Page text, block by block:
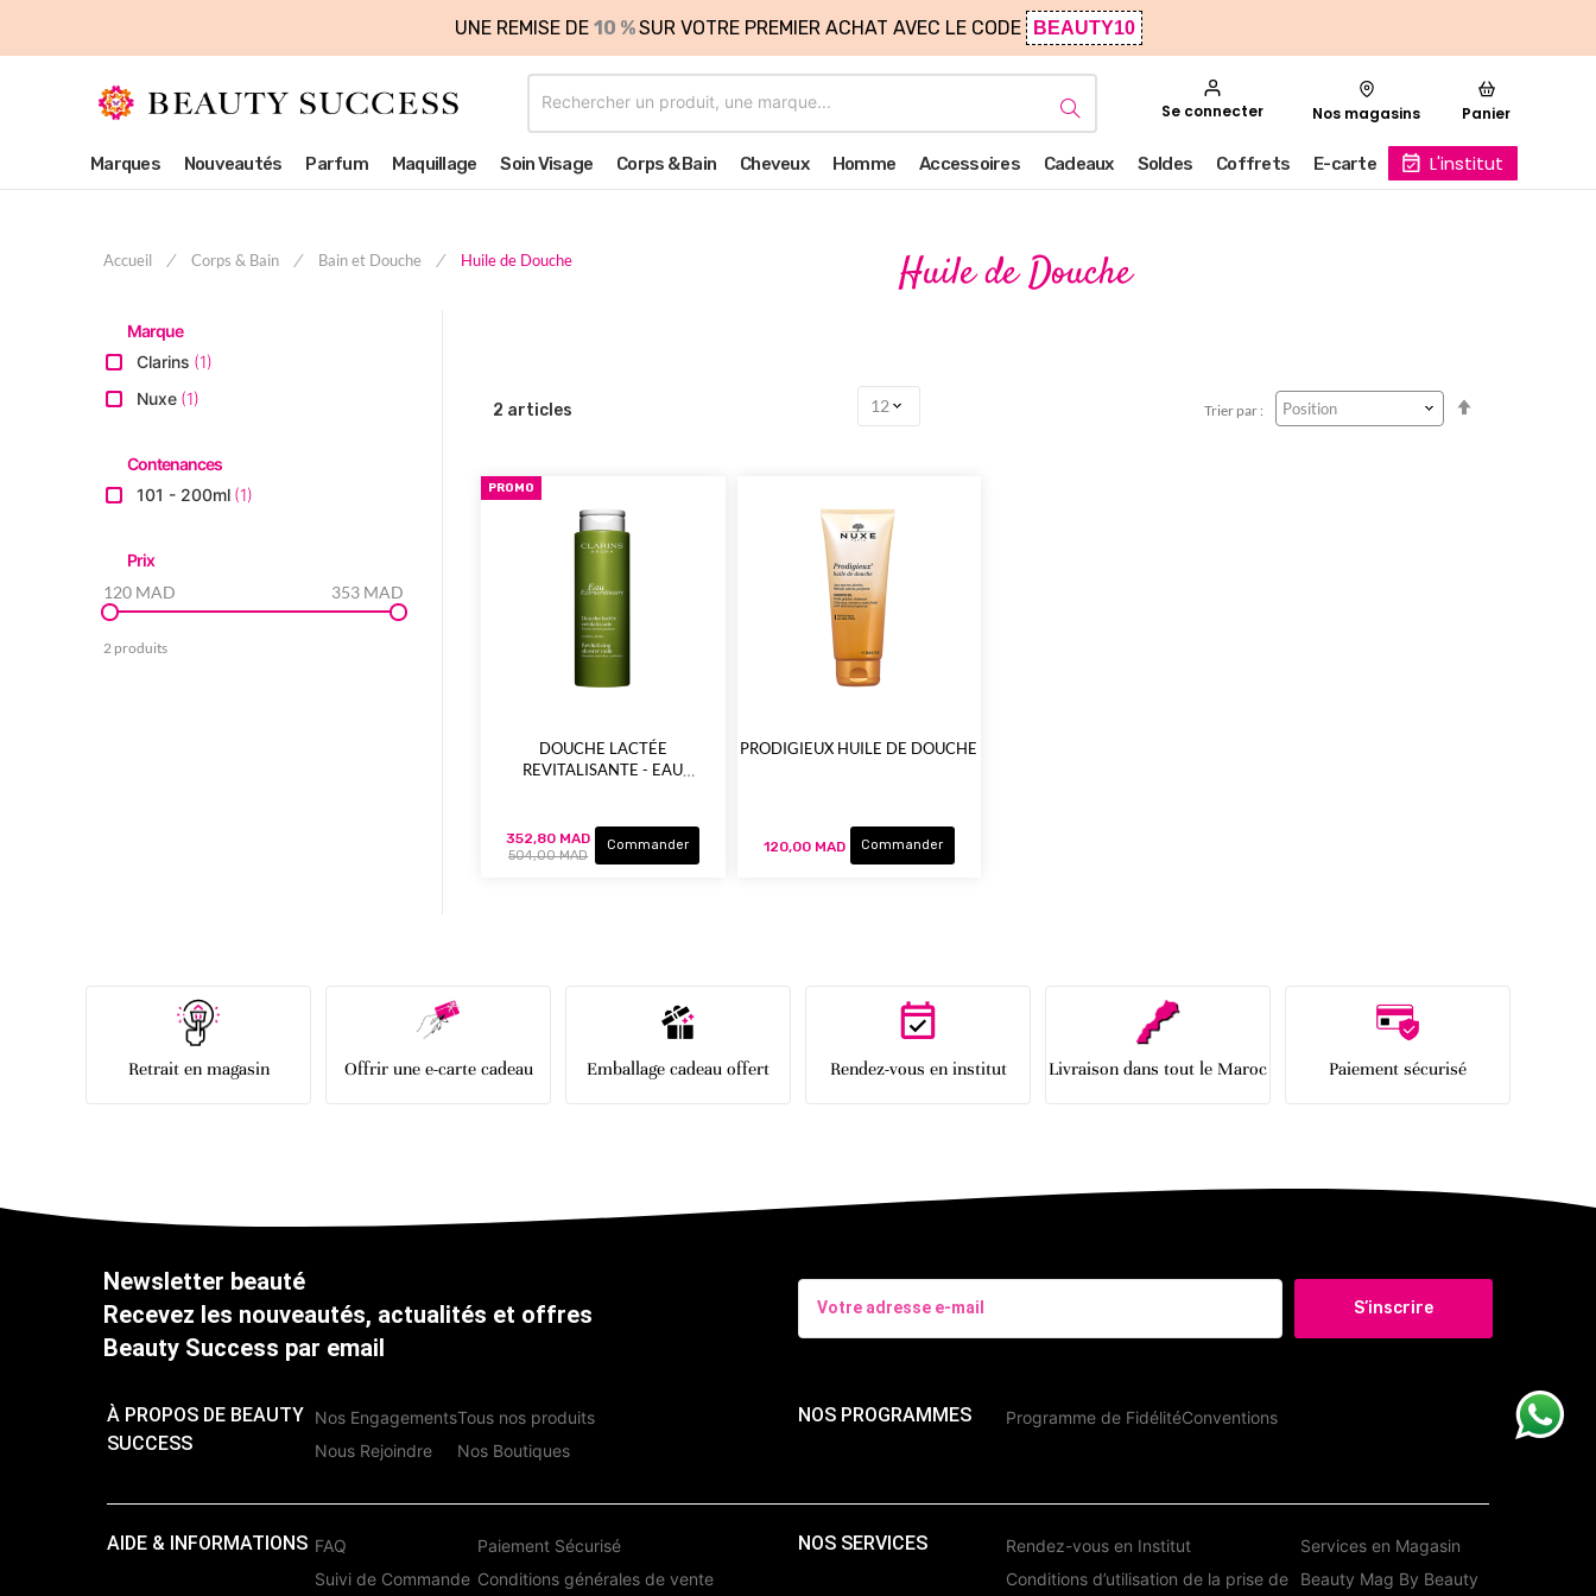
UNE REMISE DE 10 %SUR VOTRE PREMIER ACHAT AVEC LE CODE BEAUTY10
Se connecter Nos magasins Panier
Marques Nouveautés Parfum Maquillage Soin Visage Corps & Bain Cheveux Homme Accessoires Cadeaux Soldes Coffrets E-carte L'institut
Accueil Corps & Bain Bain et Douche Huile de Douche
Marque
Clarins 1
Nuxe 1
Contenances
101 - 200ml 1
Prix
120 MAD
353 MAD
2 produits
Huile de Douche
Trier par :
2 articles
PROMO
DOUCHE LACTÉE
REVITALISANTE - EAU
504,00 MAD
352,80 MAD Commander
PRODIGIEUX HUILE DE DOUCHE
120,00 MAD Commander
Retrait en magasin Offrir une e-carte cadeau Emballage cadeau offert Rendez-vous en institut Livraison dans tout le Maroc Paiement sécurisé
Newsletter beauté
Recevez les nouveautés, actualités et offres
Beauty Success par email
S’inscrire
À PROPOS DE BEAUTY
SUCCESS
Nos Engagements
Nous Rejoindre
Tous nos produits
Nos Boutiques
NOS PROGRAMMES Programme de FidélitéConventions
AIDE & INFORMATIONS FAQ
Suivi de Commande
Paiement Sécurisé
Conditions générales de vente
NOS SERVICES
Rendez-vous en Institut
Conditions d’utilisation de la prise de
Services en Magasin
Beauty Mag By Beauty